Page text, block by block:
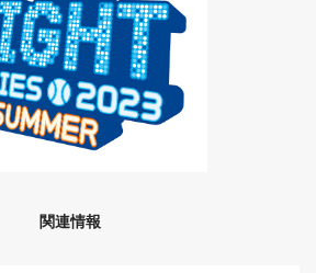
関連情報